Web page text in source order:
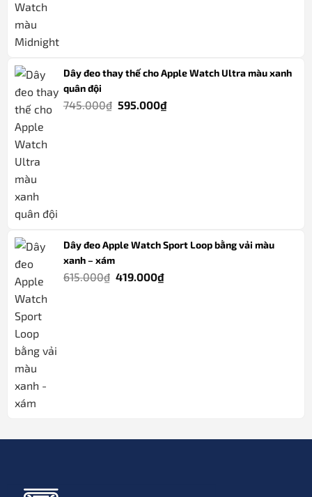
Dây đeo thay thế cho Apple Watch Ultra màu xanh
quân đội
745.000₫ Giá
595.000₫Giá
Dây đeo Apple Watch Sport Loop bằng vải màu
xanh – xám
615.000₫ Giá
419.000₫Giá